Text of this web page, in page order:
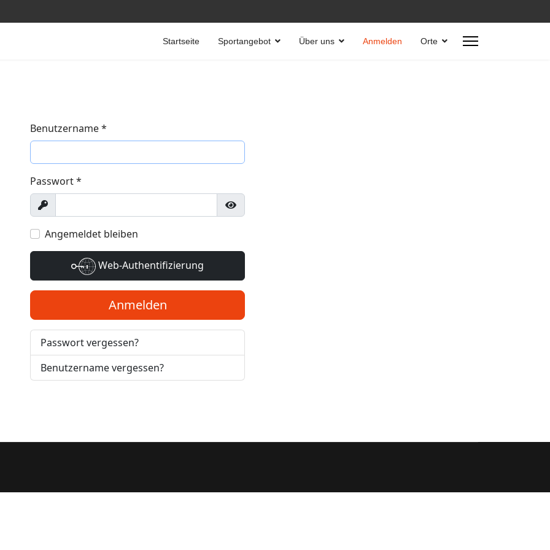
Startseite Sportangebot Über uns Anmelden Orte
Benutzername*
Passwort*
Anzeigen
Passwort anzeigen
Angemeldet bleiben
Web-Authentifizierung
Anmelden
Passwort vergessen?
Benutzername vergessen?